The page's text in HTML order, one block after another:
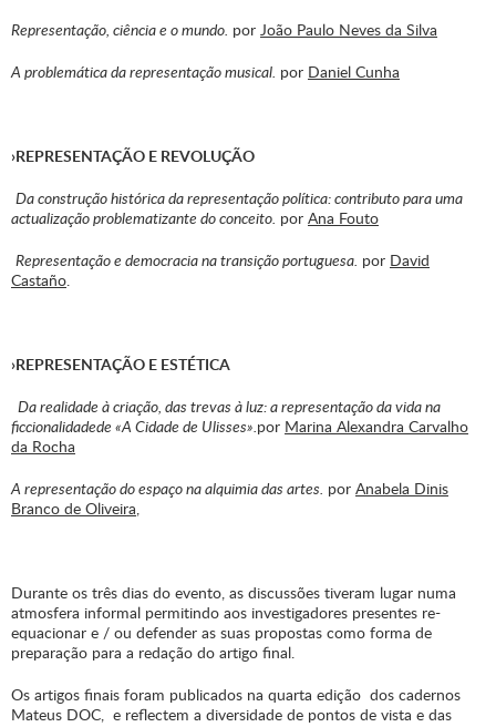
Representação, ciência e o mundo. por João Paulo Neves da Silva
A problemática da representação musical. por Daniel Cunha
›REPRESENTAÇÃO E REVOLUÇÃO
Da construção histórica da representação política: contributo para uma
actualização problematizante do conceito. por Ana Fouto
Representação e democracia na transição portuguesa. por David
Castaño.
›REPRESENTAÇÃO E ESTÉTICA
Da realidade à criação, das trevas à luz: a representação da vida na
ficcionalidadede «A Cidade de Ulisses».por Marina Alexandra Carvalho
da Rocha
A representação do espaço na alquimia das artes. por Anabela Dinis
Branco de Oliveira,
Durante os três dias do evento, as discussões tiveram lugar numa
atmosfera informal permitindo aos investigadores presentes re-
equacionar e / ou defender as suas propostas como forma de
preparação para a redação do artigo final.
Os artigos finais foram publicados na quarta edição dos cadernos
Mateus DOC, e reflectem a diversidade de pontos de vista e das